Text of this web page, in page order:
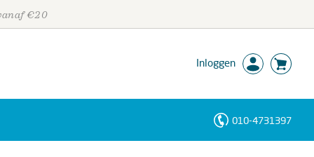
€20
Inloggen
010-4731397
Personen